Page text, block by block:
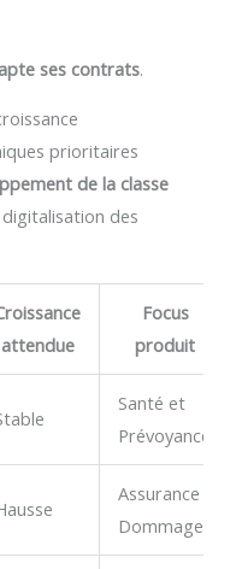
ses contrats.
prioritaires
de la classe
digitalisation des
attendue
Focus
produit
Santé et
Prévoyance
Assurance
Dommages